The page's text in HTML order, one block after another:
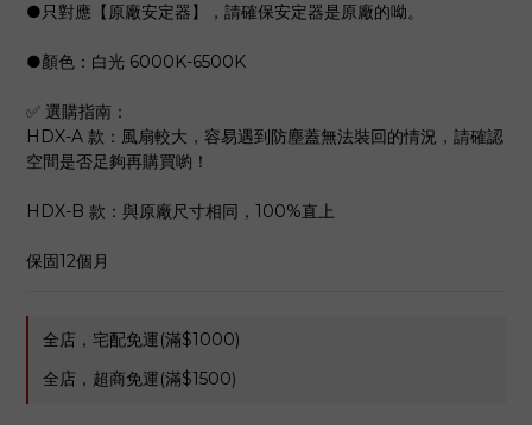
●只對應【原廠安定器】，請確保安定器是原廠的呦。
●顏色：白光 6000K-6500K
✅ 選購指南：
HDX-A 款：風扇較大，容易遇到防塵蓋無法裝回的情況，請確認
空間是否足夠再購買喲！
HDX-B 款：與原廠尺寸相同，100%直上
保固12個月
全店，宅配免運(滿$1000)
全店，超商免運(滿$1500)